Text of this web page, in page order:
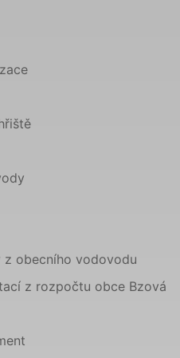
obecního vodovodu
z rozpočtu obce Bzová